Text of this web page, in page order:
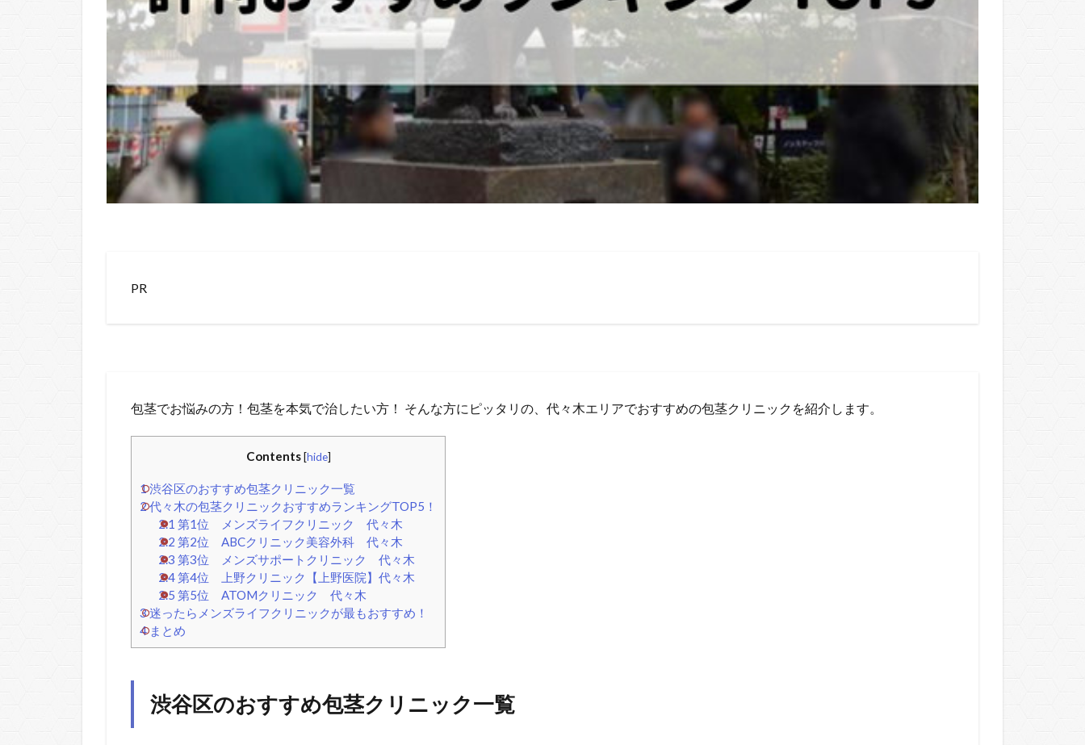
PR
包茎でお悩みの方！包茎を本気で治したい方！ そんな方にピッタリの、代々木エリアでおすすめの包茎クリニックを紹介します。
Contents [hide]
1渋谷区のおすすめ包茎クリニック一覧
2代々木の包茎クリニックおすすめランキングTOP5！
2.1 第1位 メンズライフクリニック 代々木
2.2 第2位 ABCクリニック美容外科 代々木
2.3 第3位 メンズサポートクリニック 代々木
2.4第4位 上野クリニック【上野医院】代々木
2.5 第5位 ATOMクリニック 代々木
3迷ったらメンズライフクリニックが最もおすすめ！
4まとめ
渋谷区のおすすめ包茎クリニック一覧